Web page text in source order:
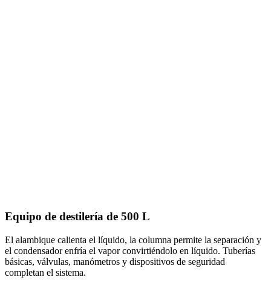
Equipo de destilería de 500 L
El alambique calienta el líquido, la columna permite la separación y
el condensador enfría el vapor convirtiéndolo en líquido. Tuberías
básicas, válvulas, manómetros y dispositivos de seguridad
completan el sistema.